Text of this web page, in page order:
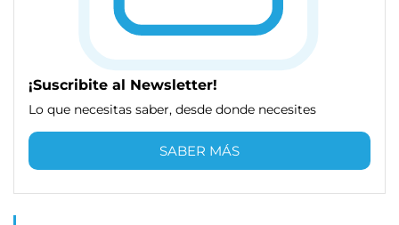
¡Suscribite al Newsletter!
Lo que necesitas saber, desde donde necesites
SABER MÁS